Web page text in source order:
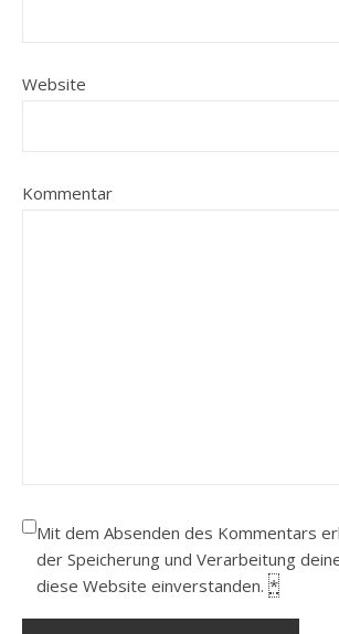
Website
Kommentar
Mit dem Absenden des Kommentars
der Speicherung und Verarbeitung
diese Website einverstanden. *